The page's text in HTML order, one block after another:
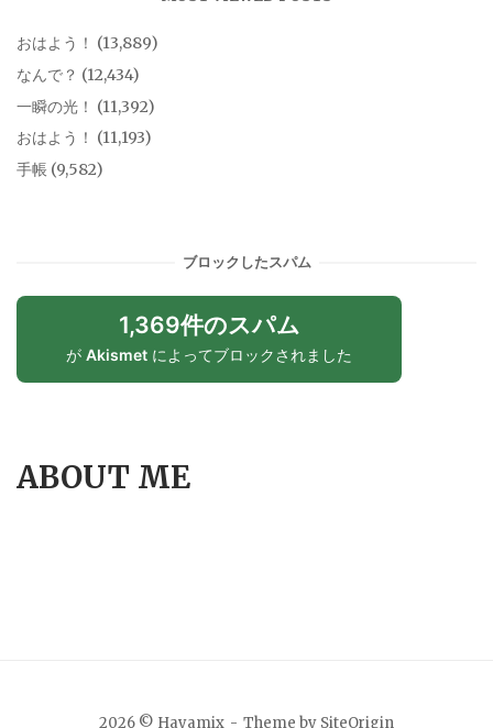
おはよう！ (13,889)
なんで？ (12,434)
一瞬の光！ (11,392)
おはよう！ (11,193)
手帳 (9,582)
ブロックしたスパム
1,369件のスパム
が Akismet によってブロックされました
ABOUT ME
2026 © Hayamix Theme by SiteOrigin